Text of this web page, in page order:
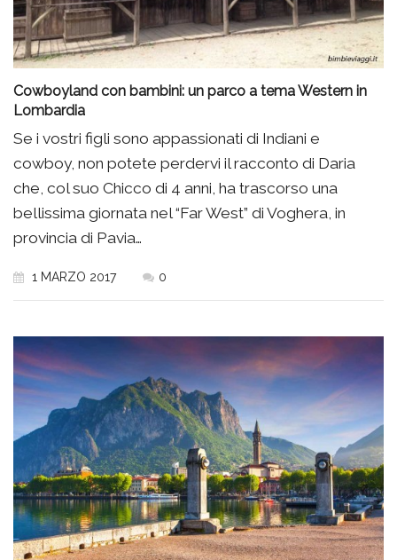
Cowboyland con bambini: un parco a tema Western in
Lombardia
Se i vostri figli sono appassionati di Indiani e
cowboy, non potete perdervi il racconto di Daria
che, col suo Chicco di 4 anni, ha trascorso una
bellissima giornata nel “Far West” di Voghera, in
provincia di Pavia…
1 MARZO 2017 0